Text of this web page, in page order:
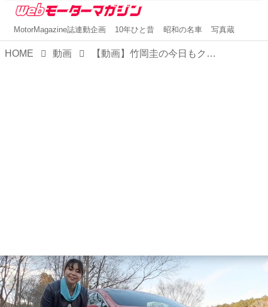
MotorMagazine誌連動企画 10年ひと昔 昭和の名車 写真蔵
HOME 動画 【動画】竹岡圭の今日もクルマと「ルノー ルーテシア インテンス」（2022年2月放映）